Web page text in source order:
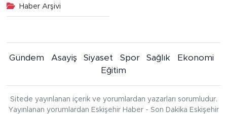
Haber Arşivi
Gündem Asayiş Siyaset Spor Sağlık
Ekonomi
Eğitim
Sitede yayınlanan içerik ve yorumlardan yazarları sorumludur.
Yayınlanan yorumlardan Eskişehir Haber - Son Dakika Eskişehir